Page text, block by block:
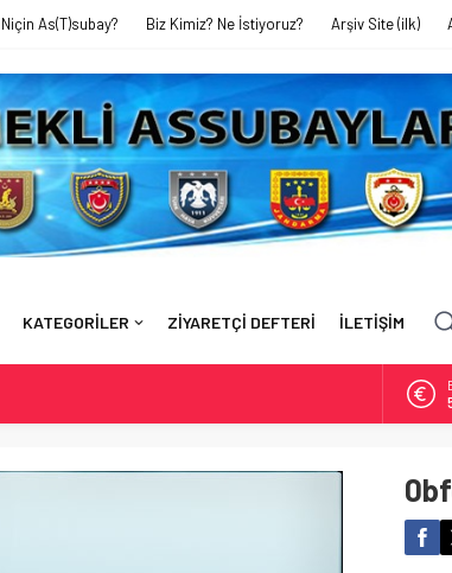
Niçin As(T)subay? Biz Kimiz? Ne İstiyoruz? Arşiv Site (ilk)
KATEGORİLER ZİYARETÇİ DEFTERİ İLETİŞİM
AMELELİK YAPIYORUZ’
– 17 Ekim 2024